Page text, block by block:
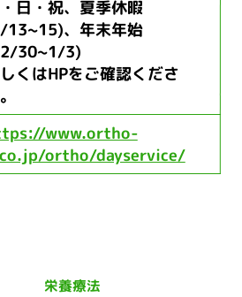
日・祝、夏季休暇
13~15)、年末年始
30~1/3)
くはHPをご確認くださ
www.ortho-
ortho/dayservice/
栄養療法